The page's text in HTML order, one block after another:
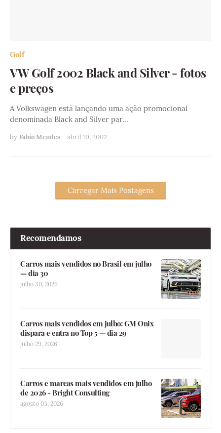
Golf
VW Golf 2002 Black and Silver - fotos
e preços
A Volkswagen está lançando uma ação promocional
denominada Black and Silver par…
by Fabio Mendes - abril 10, 2002
Carregar Mais Postagens
Recomendamos
Carros mais vendidos no Brasil em julho
— dia 30
julho 30, 2026
Carros mais vendidos em julho: GM Onix
dispara e entra no Top 5 — dia 29
julho 29, 2026
Carros e marcas mais vendidos em julho
de 2026 - Bright Consulting
agosto 03, 2026